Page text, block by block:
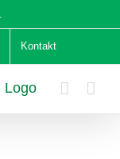
Kontakt